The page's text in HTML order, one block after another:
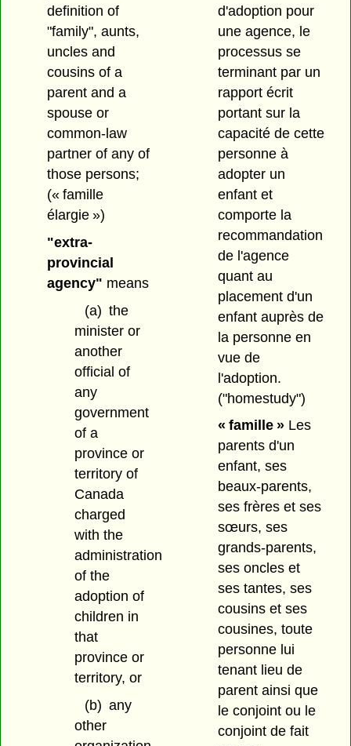
definition of
"family", aunts,
uncles and
cousins of a
parent and a
spouse or
common-law
partner of any of
those persons;
(« famille
élargie »)
"extra-
provincial
agency" means
(a) the
minister or
another
official of
any
government
of a
province or
territory of
Canada
charged
with the
administration
of the
adoption of
children in
that
province or
territory, or
(b) any
other
d'adoption pour
une agence, le
processus se
terminant par un
rapport écrit
portant sur la
capacité de cette
personne à
adopter un
enfant et
comporte la
recommandation
de l'agence
quant au
placement d'un
enfant auprès de
la personne en
vue de
l'adoption.
("homestudy")
« famille »Les
parents d'un
enfant, ses
beaux-parents,
ses frères et ses
sœurs, ses
grands-parents,
ses oncles et
ses tantes, ses
cousins et ses
cousines, toute
personne lui
tenant lieu de
parent ainsi que
le conjoint ou le
conjoint de fait